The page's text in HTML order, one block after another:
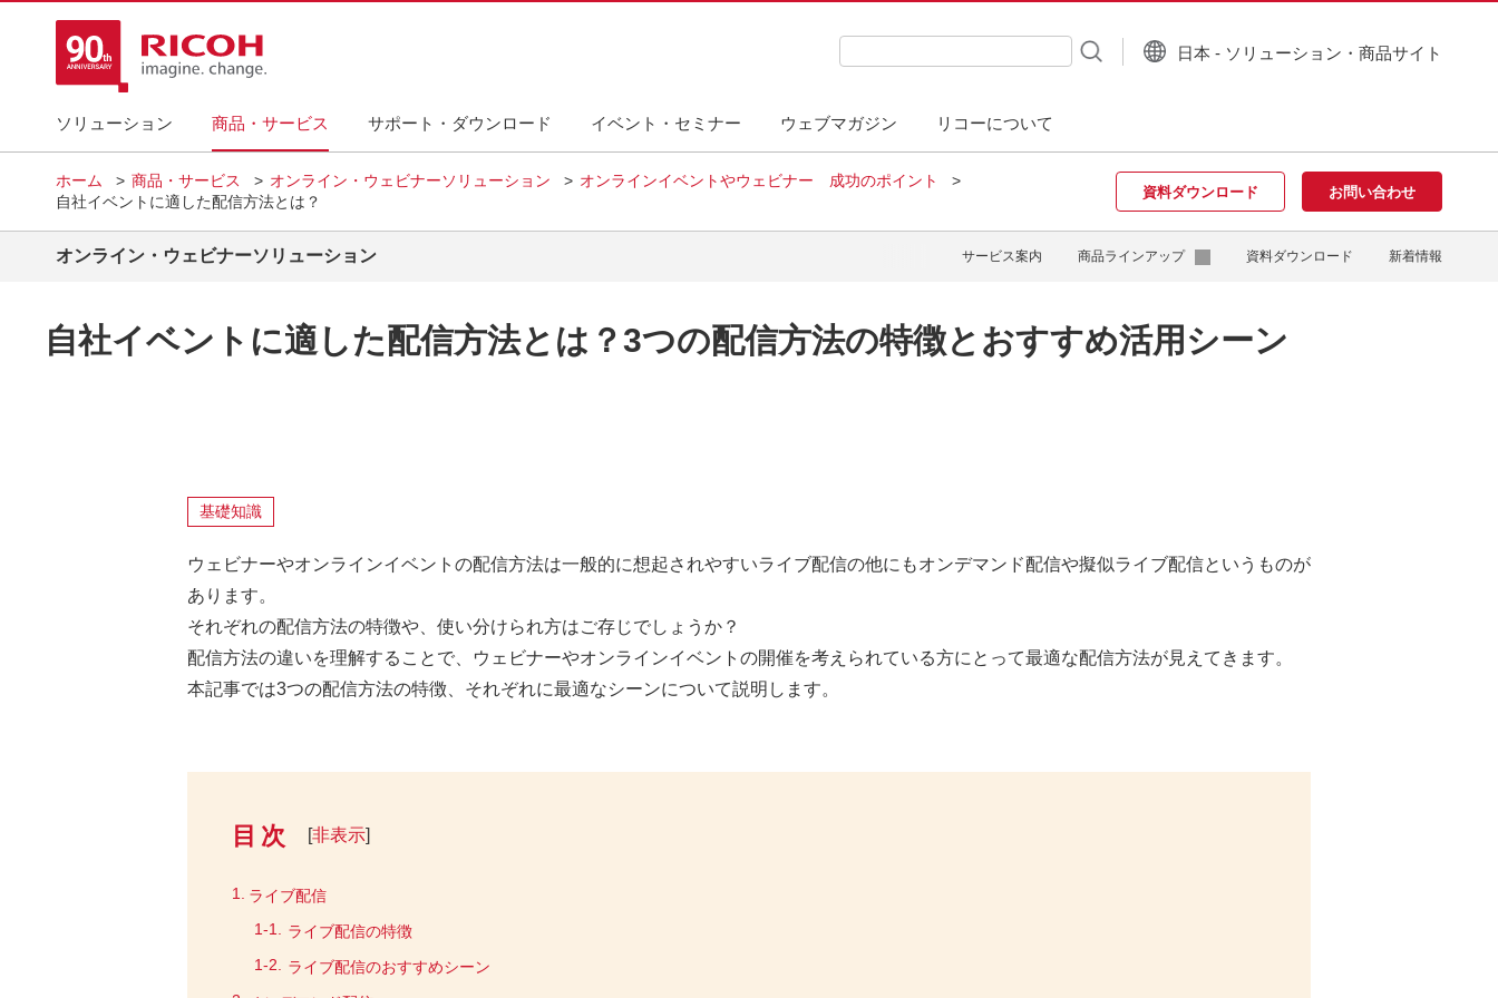
ソリューション 商品・サービス サポート・ダウンロード イベント・セミナー ウェブマガジン リコーについて
検索キーワード入力
日本 - ソリューション・商品サイト
ホーム 商品・サービス オンライン・ウェビナーソリューション
オンラインイベントやウェビナー 成功のポイント
自社イベントに適した配信方法とは？
資料ダウンロード お問い合わせ
オンライン・ウェビナーソリューション サービス案内 商品ラインアップ 資料ダウンロード 新着情報
自社イベントに適した配信方法とは？3つの配信方法の特徴とおすすめ活用シーン
基礎知識
ウェビナーやオンラインイベントの配信方法は一般的に想起されやすいライブ配信の他にもオンデマンド配信や擬似ライブ配信というものが
あります。
それぞれの配信方法の特徴や、使い分けられ方はご存じでしょうか？
配信方法の違いを理解することで、ウェビナーやオンラインイベントの開催を考えられている方にとって最適な配信方法が見えてきます。
本記事では3つの配信方法の特徴、それぞれに最適なシーンについて説明します。
目次 ]
ライブ配信
ライブ配信の特徴
ライブ配信のおすすめシーン